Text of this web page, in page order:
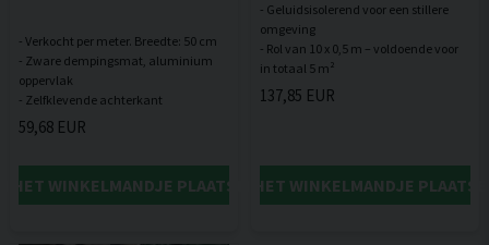
- Verkocht per meter. Breedte: 50 cm
- Zware dempingsmat, aluminium
oppervlak
59,68 EUR
HET WINKELMANDJE PLAATSEN
- Geluidsisolerend voor een stillere
omgeving
- Rol van 10 x 0,5 m – voldoende voor
137,85 EUR
IN HET WINKELMANDJE